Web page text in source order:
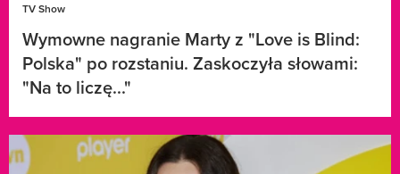
TV Show
Wymowne nagranie Marty z "Love is Blind:
Polska" po rozstaniu. Zaskoczyła słowami:
"Na to liczę..."